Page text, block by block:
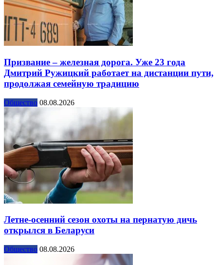
Призвание – железная дорога. Уже 23 года
Дмитрий Ружицкий работает на дистанции пути,
продолжая семейную традицию
Общество 08.08.2026
Летне-осенний сезон охоты на пернатую дичь
открылся в Беларуси
Общество 08.08.2026